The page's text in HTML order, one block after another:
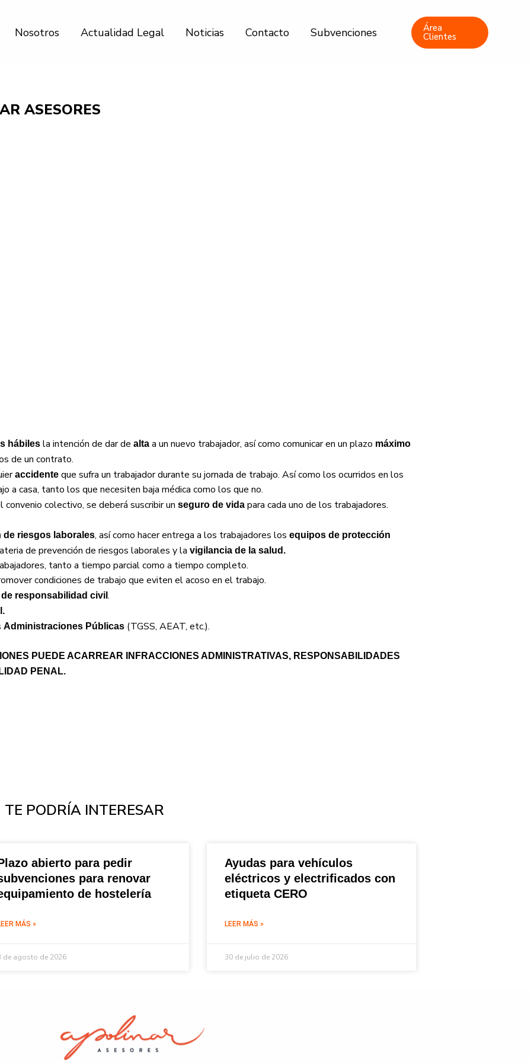
Nosotros Actualidad Legal Noticias Contacto Subvenciones Área
Clientes
ASESORES
hábiles la intención de dar de alta a un nuevo trabajador, así como comunicar en un plazo máximo
de un contrato.
accidente que sufra un trabajador durante su jornada de trabajo. Así como los ocurridos en los
a casa, tanto los que necesiten baja médica como los que no.
colectivo, se deberá suscribir un seguro de vida para cada uno de los trabajadores.
de riesgos laborales, así como hacer entrega a los trabajadores los equipos de protección
de prevención de riesgos laborales y la vigilancia de la salud.
tanto a tiempo parcial como a tiempo completo.
condiciones de trabajo que eviten el acoso en el trabajo.
responsabilidad civil .
Administraciones Públicas (TGSS, AEAT, etc.).
PUEDE ACARREAR INFRACCIONES ADMINISTRATIVAS, RESPONSABILIDADES
PENAL.
TE PODRÍA INTERESAR
abierto para pedir
para renovar
de hostelería
MÁS »
de agosto de 2026
Ayudas para vehículos
eléctricos y electrificados con
etiqueta CERO
LEER MÁS »
30 de julio de 2026